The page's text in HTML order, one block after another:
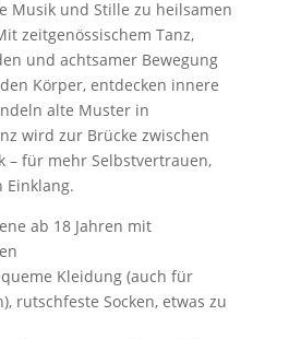
Musik und Stille zu heilsamen
zeitgenössischem Tanz,
und achtsamer Bewegung
Körper, entdecken innere
alte Muster in
wird zur Brücke zwischen
– für mehr Selbstvertrauen,
Einklang.
ab 18 Jahren mit
Kleidung (auch für
rutschfeste Socken, etwas zu